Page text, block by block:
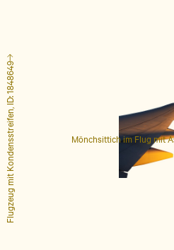
Mönchsittich im Flug mit
Flugzeug mit Kondensstreifen, ID: 1848649